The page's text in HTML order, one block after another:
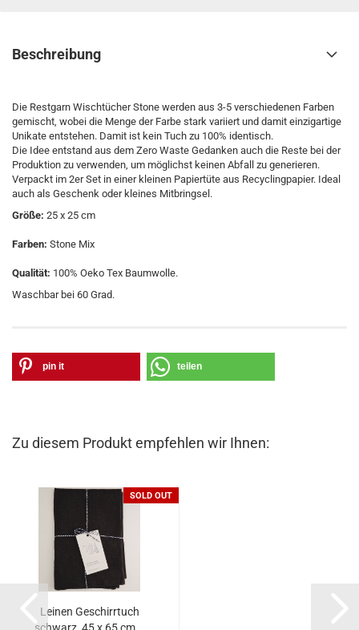
Beschreibung
Die Restgarn Wischtücher Stone werden aus 3-5 verschiedenen Farben
gemischt, wobei die Menge der Farbe stark variiert und damit einzigartige
Unikate entstehen. Damit ist kein Tuch zu 100% identisch.
Die Idee entstand aus dem Zero Waste Gedanken auch die Reste bei der
Produktion zu verwenden, um möglichst keinen Abfall zu generieren.
Verpackt im 2er Set in einer kleinen Papiertüte aus Recyclingpapier. Ideal
auch als Geschenk oder kleines Mitbringsel.
Größe: 25 x 25 cm
Farben: Stone Mix
Qualität: 100% Oeko Tex Baumwolle.
Waschbar bei 60 Grad.
pin it teilen
Zu diesem Produkt empfehlen wir Ihnen:
SOLD OUT
Leinen Geschirrtuch